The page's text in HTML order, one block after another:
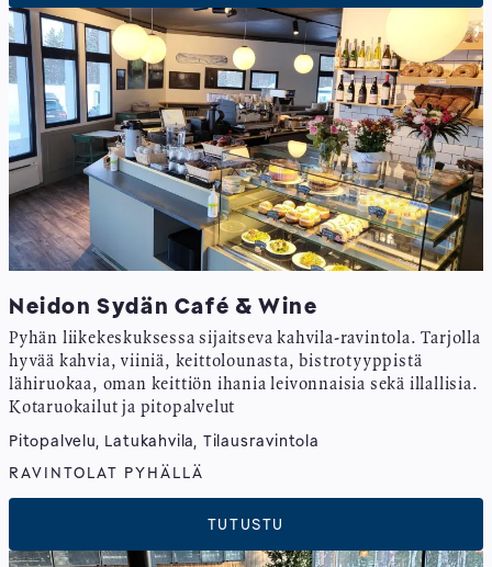
Neidon Sydän Café & Wine
Pyhän liikekeskuksessa sijaitseva kahvila-ravintola. Tarjolla
hyvää kahvia, viiniä, keittolounasta, bistrotyyppistä
lähiruokaa, oman keittiön ihania leivonnaisia sekä illallisia.
Kotaruokailut ja pitopalvelut
Pitopalvelu, Latukahvila, Tilausravintola
RAVINTOLAT PYHÄLLÄ
TUTUSTU